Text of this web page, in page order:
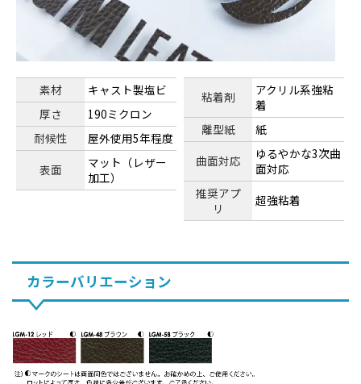
素材
キャスト製塩ビ
厚さ
190ミクロン
耐候性
屋外使用5年程度
表面
マット（レザー
加工）
粘着剤
アクリル系強粘
着
離型紙
紙
曲面対応
ゆるやかな3次曲
面対応
推奨アプ
リ
超強粘着
カラーバリエーション